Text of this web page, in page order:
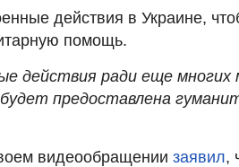
действия в Украине,
помощь.
действия ради еще многих
предоставлена
видеообращении заявил,